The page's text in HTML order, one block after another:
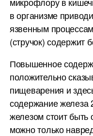
в организме
язвенным
(стручок) содержит
Повышенное
положительно
пищеварения и
содержание
железом стоит быть
можно только